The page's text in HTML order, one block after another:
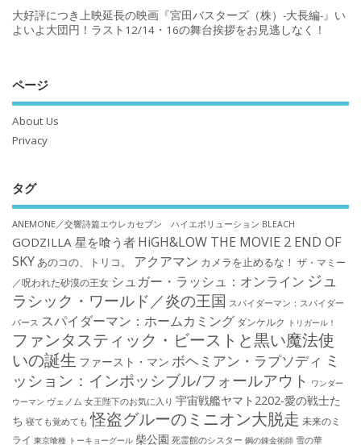
大好評につき上映延長の映画『宮田バスターズ（株）-大長編-』い
よいよ大団円！ラスト12/14・16の舞台挨拶をお見逃しなく！
ページ
About Us
Privacy
タグ
ANEMONE／交響詩篇エウレカセブン ハイエボリューション BLEACH
GODZILLA 星を喰う者 HiGH&LOW THE MOVIE 2 END OF
SKYあのコの、トリコ。 アクアマン カメラを止めるな！ ザ・マミー
／呪われた砂漠の王女 シュガー・ラッシュ：オンライン ジュ
ラシック・ワールド／炎の王国 スパイダーマン：スパイダー
バース スパイダーマン：ホームカミング ダンケルク トリガール！
ファンタスティック・ビーストと黒い魔法使
いの誕生 ファースト・マン ボヘミアン・ラプソディ ミ
ッション：インポッシブル/フォールアウト ワンダー
ウーマン ヴェノム 女王陛下のお気に入り 宇宙戦艦ヤマト2202-愛の戦士た
ち 寝ても覚めても 怪盗グルーのミニオン大脱走 未来のミ
ライ 東京喰種 トーキョーグール 柴公園 死霊館のシスター 鋼の錬金術師 雪の華